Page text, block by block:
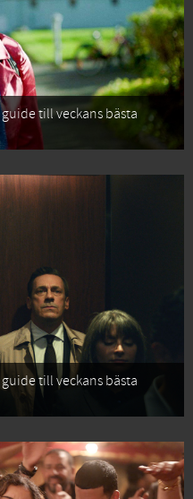
guide till veckans bästa
guide till veckans bästa